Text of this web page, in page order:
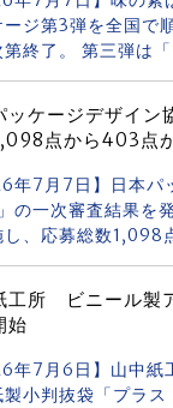
ージ第3弾を全国で
第終了。 第三弾は
ッケージデザイ
点から403点
年7月7日】日本
の一次審査結果を
し、応募総数1,098
工所 ビニール製
始
年7月6日】山中
小判抜袋「プラ